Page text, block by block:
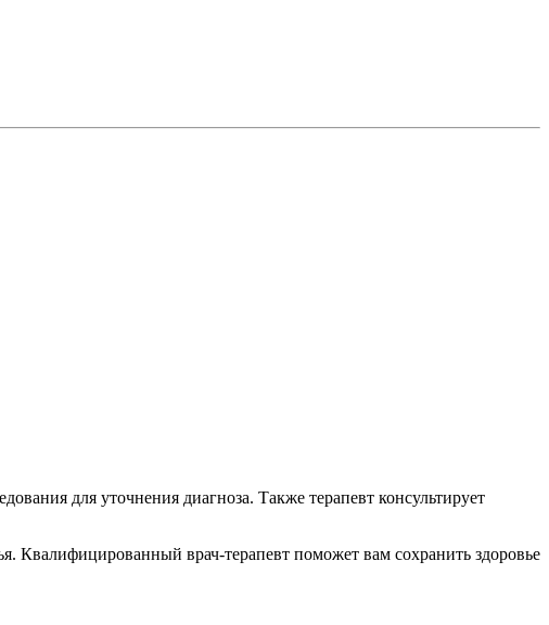
для уточнения диагноза. Также терапевт консультирует
Квалифицированный врач-терапевт поможет вам сохранить здоровье